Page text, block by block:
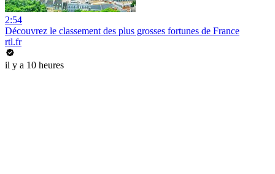
2:54
Découvrez le classement des plus grosses fortunes de France
rtl.fr
il y a 10 heures